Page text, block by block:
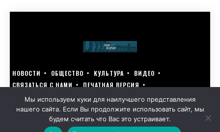
НОВОСТИ ОБЩЕСТВО КУЛЬТУРА
ВИДЕО
СВЯЗАТЬСЯ С НАМИ
ПЕЧАТНАЯ ВЕРСИЯ
ГОЛОСУЙ ЗА БЛАГОУСТРОЙСТВО СВОЕГО ГОРОДА 15–17 МАРТА
GOLOS-NAZRANI.RU ВСЕ ПРАВА ЗАЩИЩЕНЫ | РАЗРАБОТАНО KARTOEV.RU
ПОЛИТИКА ОБРАБОТКИ ПЕРСОНАЛЬНЫХ ДАННЫХ
Мы используем куки для наилучшего представления
нашего сайта. Если Вы продолжите использовать сайт, мы
будем считать что Вас это устраивает.